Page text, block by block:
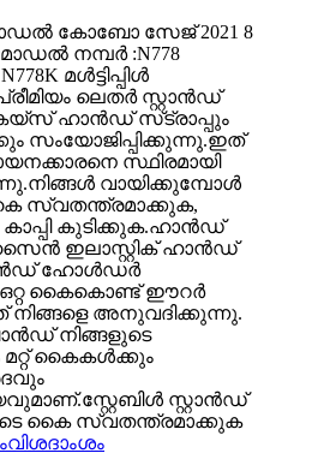
കോബോ സേജ് 2021 8
നമ്പർ :N778
മൾട്ടിപ്പിൾ
ലെതർ സ്റ്റാൻഡ്
ഹാൻഡ് സ്‌ട്രാപ്പും
സംയോജിപ്പിക്കുന്നു.ഇത്
സ്ഥിരമായി
വായിക്കുമ്പോൾ
സ്വതന്ത്രമാക്കുക,
കുടിക്കുക.ഹാൻഡ്
ഇലാസ്റ്റിക് ഹാൻഡ്
ഹോൾഡർ
ഒറ്റ കൈകൊണ്ട് ഈറർ
നിങ്ങളെ അനുവദിക്കുന്നു.
നിങ്ങളുടെ
കൈകൾക്കും
സ്റ്റാൻഡ്
കൈ സ്വതന്ത്രമാക്കുക
വിശദാംശം